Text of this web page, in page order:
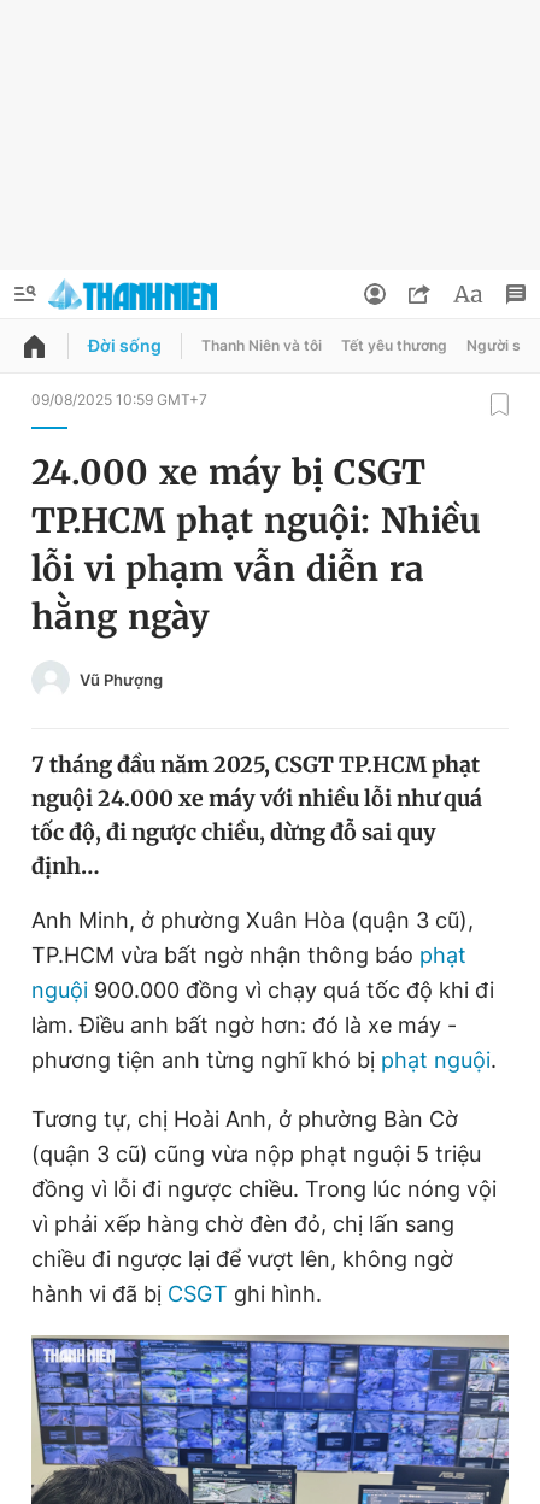
QUẢNG CÁO ĐẶT BÁO
Chuyên mục
Chuyên mục khác
Chào ngày mới
Tin thị trường
Video Magazine
Sản phẩm khác
Tiện ích Bạn cần biết
Thông tin tòa soạn Liên hệ quảng cáo
Đọc Thanh Niên trên điện thoại
Theo dõi báo trên
Hotline
0906 645 777
Liên hệ quảng cáo
0908 780 404
Đặt báo Quảng cáo RSS Tòa soạn Chính sách bảo
Đổi mật khẩu
Tin đã lưu
Tin đã xem
Đời sống Thanh Niên và tôi Tết yêu thương Người
09/08/2025 10:59 GMT+7
24.000 xe máy bị CSGT
TP.HCM phạt nguội: Nhiều
lỗi vi phạm vẫn diễn ra
hằng ngày
Vũ Phượng
7 tháng đầu năm 2025, CSGT TP.HCM phạt
nguội 24.000 xe máy với nhiều lỗi như quá
tốc độ, đi ngược chiều, dừng đỗ sai quy
định…
Anh Minh, ở phường Xuân Hòa (quận 3 cũ),
TP.HCM vừa bất ngờ nhận thông báo phạt
nguội 900.000 đồng vì chạy quá tốc độ khi đi
làm. Điều anh bất ngờ hơn: đó là xe máy -
phương tiện anh từng nghĩ khó bị phạt nguội.
Tương tự, chị Hoài Anh, ở phường Bàn Cờ
(quận 3 cũ) cũng vừa nộp phạt nguội 5 triệu
đồng vì lỗi đi ngược chiều. Trong lúc nóng vội
vì phải xếp hàng chờ đèn đỏ, chị lấn sang
chiều đi ngược lại để vượt lên, không ngờ
hành vi đã bị CSGT ghi hình.